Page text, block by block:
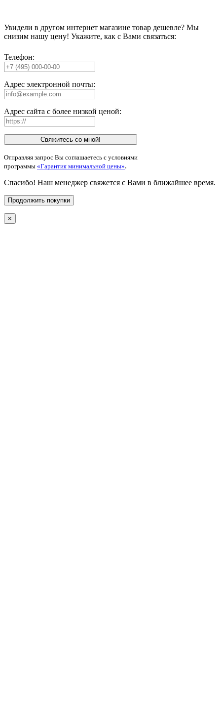
Увидели в другом интернет магазине товар дешевле? Мы
снизим нашу цену! Укажите, как с Вами связаться:
Телефон:
Адрес электронной почты:
Адрес сайта с более низкой ценой:
Свяжитесь со мной!
Отправляя запрос Вы соглашаетесь с условиями
программы «Гарантия минимальной цены».
Спасибо! Наш менеджер свяжется с Вами в ближайшее время.
Продолжить покупки
×